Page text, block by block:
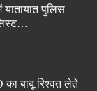
पुलिस
बाबू रिश्वत लेते